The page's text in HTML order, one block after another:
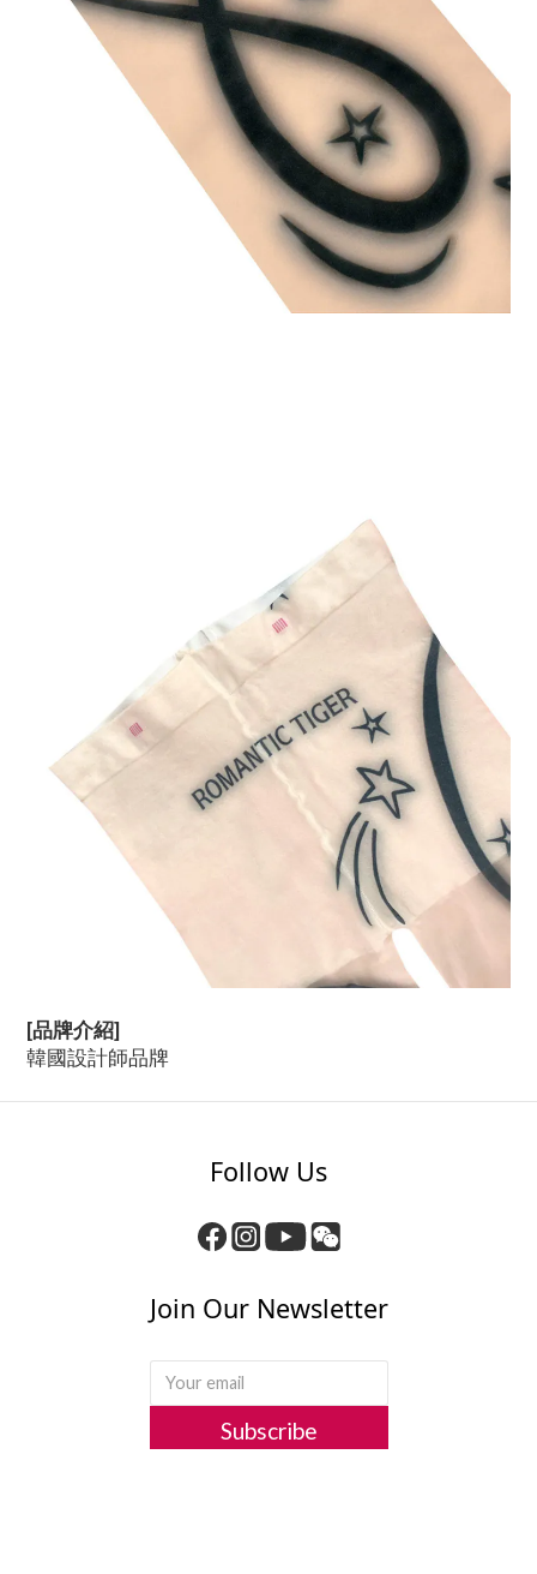
[品牌介紹]
韓國設計師品牌
Follow Us
Join Our Newsletter
Subscribe